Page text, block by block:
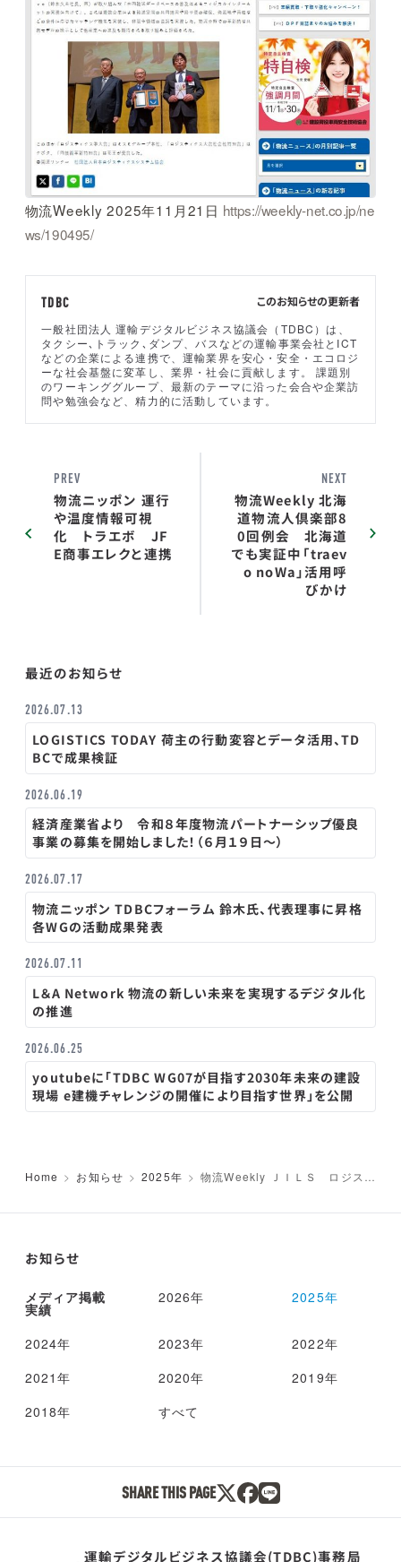
物流Weekly 2025年11月21日 https://weekly-net.co.jp/ne
ws/190495/
このお知らせの更新者
TDBC
一般社団法人 運輸デジタルビジネス協議会（TDBC）は、
タクシー､トラック､ダンプ、バスなどの運輸事業会社とICT
などの企業による連携で、運輸業界を安心・安全・エコロジ
ーな社会基盤に変革し、業界・社会に貢献します。 課題別
のワーキンググループ、最新のテーマに沿った会合や企業訪
問や勉強会など、精力的に活動しています。
PREV
物流ニッポン 運行
や温度情報可視
化 トラエボ JF
E商事エレクと連携
NEXT
物流Weekly 北海
道物流人倶楽部8
0回例会 北海道
でも実証中「traev
o noWa」活用呼
びかけ
最近のお知らせ
2026.07.13
LOGISTICS TODAY 荷主の行動変容とデータ活用、TD
BCで成果検証
2026.06.19
経済産業省より 令和８年度物流パートナーシップ優良
事業の募集を開始しました！（６月１９日～）
2026.07.17
物流ニッポン TDBCフォーラム 鈴木氏、代表理事に昇格
各WGの活動成果発表
2026.07.11
L＆A Network 物流の新しい未来を実現するデジタル化
の推進
2026.06.25
youtubeに「TDBC WG07が目指す2030年未来の建設
現場 e建機チャレンジの開催により目指す世界」を公開
Home お知らせ 2025年
物流Weekly ＪＩＬＳ ロジステ
お知らせ
メディア掲載
実績
2026年 2025年
2024年 2023年
2022年
2021年
2020年
2019年
2018年
すべて
SHARE THIS PAGE
運輸デジタルビジネス協議会(TDBC)事務局